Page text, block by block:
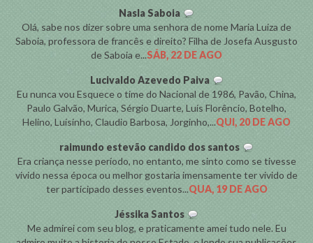
Nasla Saboia
Olá, sabe nos dizer sobre uma senhora de nome Maria Luiza de
Saboia, professora de francês e direito? Filha de Josefa Ausgusto
de Saboia e...SÁB, 22 DE AGO
Lucivaldo Azevedo Paiva
Eu nunca vou Esquece o time do Nacional de 1986, Pavão, China,
Paulo Galvão, Murica, Sérgio Duarte, Luís Florêncio, Botelho,
Helino, Luísinho, Claudio Barbosa, Jorginho,...QUI, 20 DE AGO
raimundo estevão candido dos santos
Era criança nesse período, no entanto, me sinto como se tivesse
vivido nessa época ou melhor gostaria imensamente ter vivido de
ter participado desses eventos...QUA, 19 DE AGO
Jéssika Santos
Me admirei com seu blog, e praticamente amei tudo nele. Eu